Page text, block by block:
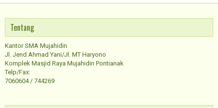
Tentang
Kantor SMA Mujahidin
Jl. Jend Ahmad Yani/Jl. MT Haryono
Komplek Masjid Raya Mujahidin Pontianak
Telp/Fax:
7060604 / 744269